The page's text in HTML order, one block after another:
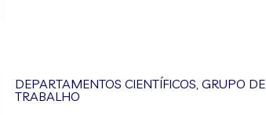
DEPARTAMENTOS CIENTÍFICOS,GRUPO DE
TRABALHO